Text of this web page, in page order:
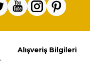
Alışveriş Bilgileri